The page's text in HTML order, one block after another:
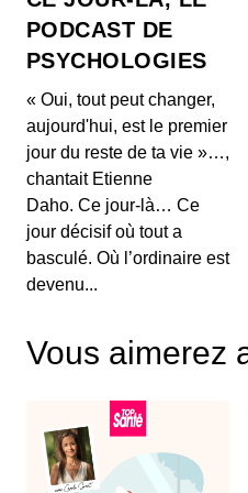
Comment
à la
00:03:04 - IL Y
Aujourd'hui,
texte ou de
française
Brave
00:03:14 - IL Y
Aujourd'hui,
europ...
trois
00:03:11 - IL Y
devient
00:03:16 - IL Y
PODCAST DE
PSYCHOLOGIES
« Oui, tout peut changer,
aujourd'hui, est le premier
jour du reste de ta vie »…,
chantait Etienne
Daho. Ce jour-là… Ce
jour décisif où tout a
basculé. Où l’ordinaire est
devenu...
Vous aimerez